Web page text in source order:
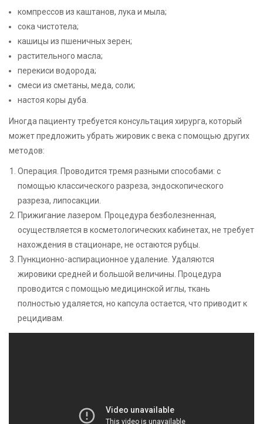
компрессов из каштанов, лука и мыла;
сока чистотела;
кашицы из пшеничных зерен;
растительного масла;
перекиси водорода;
смеси из сметаны, меда, соли;
настоя коры дуба.
Иногда пациенту требуется консультация хирурга, который
может предложить убрать жировик с века с помощью других
методов:
Операция. Проводится тремя разными способами: с
помощью классического разреза, эндоскопического
разреза, липосакции.
Прижигание лазером. Процедура безболезненная,
осуществляется в косметологических кабинетах, не требует
нахождения в стационаре, не остаются рубцы.
Пункционно-аспирационное удаление. Удаляются
жировики средней и большой величины. Процедура
проводится с помощью медицинской иглы, ткань
полностью удаляется, но капсула остается, что приводит к
рецидивам.